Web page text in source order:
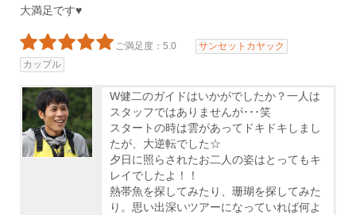
大満足です♥
ご満足度：5.0
サンセットカヤック
カップル
W健二のガイドはいかがでしたか？一人は
スタッフではありませんが･･･笑
スタートの時は雲があってドキドキしまし
たが、大逆転でした☆
夕日に照らされたお二人の姿はとってもキ
レイでしたよ！！
熱帯魚を探してみたり、珊瑚を探してみた
り。思い出深いツアーになっていれば何よ